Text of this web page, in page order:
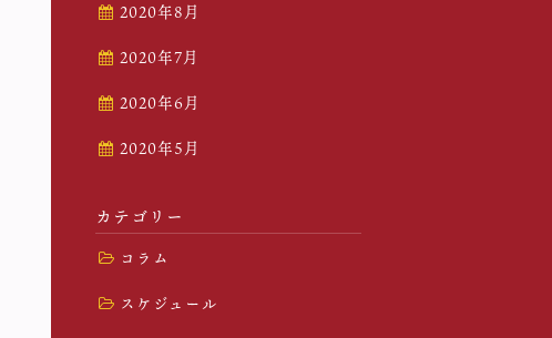
2020年8月
2020年7月
2020年6月
2020年5月
カテゴリー
コラム
スケジュール